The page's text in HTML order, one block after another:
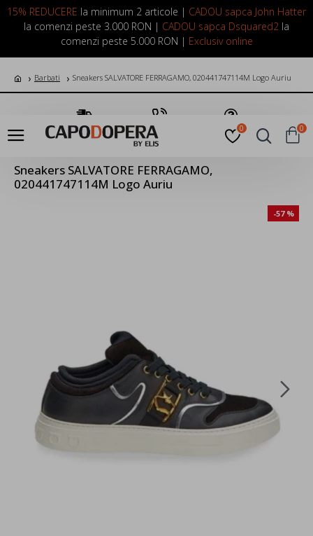
15% REDUCERE la minimum 2 articole | CADOU sapca John Hatter
la comenzi peste 3.000 RON | CADOU sapca Dsquared2 la
comenzi peste 5.000 RON | Exclusiv online
LOGIN INREGISTRARE
0 0
Barbati Sneakers SALVATORE FERRAGAMO, 020441747114M Logo Auriu
Transport Gratuit Suna Acum Pune o Intrebare
Sneakers SALVATORE FERRAGAMO,
020441747114M Logo Auriu
-57 %